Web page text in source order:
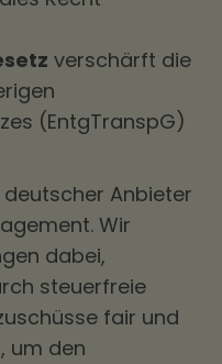
verschärft die
(EntgTranspG)
Anbieter
Wir
dabei,
steuerfreie
fair und
um den